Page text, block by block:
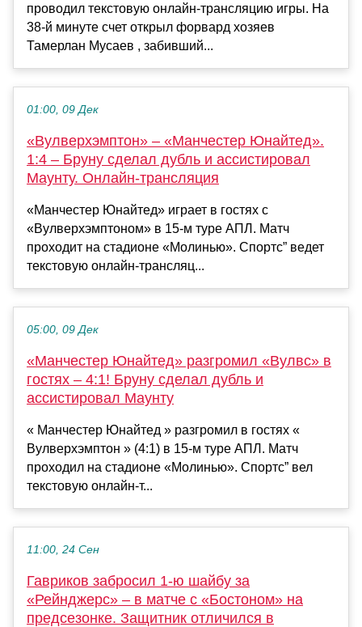
проводил текстовую онлайн-трансляцию игры. На
38-й минуте счет открыл форвард хозяев
Тамерлан Мусаев , забивший...
01:00, 09 Дек
«Вулверхэмптон» – «Манчестер Юнайтед».
1:4 – Бруну сделал дубль и ассистировал
Маунту. Онлайн-трансляция
«Манчестер Юнайтед» играет в гостях с
«Вулверхэмптоном» в 15-м туре АПЛ. Матч
проходит на стадионе «Молинью». Спортс” ведет
текстовую онлайн-трансляц...
05:00, 09 Дек
«Манчестер Юнайтед» разгромил «Вулвс» в
гостях – 4:1! Бруну сделал дубль и
ассистировал Маунту
« Манчестер Юнайтед » разгромил в гостях «
Вулверхэмптон » (4:1) в 15-м туре АПЛ. Матч
проходил на стадионе «Молинью». Спортс” вел
текстовую онлайн-т...
11:00, 24 Сен
Гавриков забросил 1-ю шайбу за
«Рейнджерс» – в матче с «Бостоном» на
предсезонке. Защитник отличился в